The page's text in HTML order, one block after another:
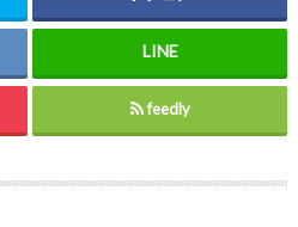
feedly